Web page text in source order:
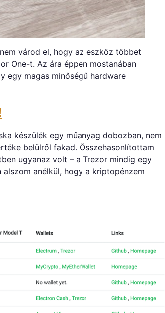
várod el, hogy az eszköz többet
One-t. Az ára éppen mostanában
egy magas minőségű hardware
készülék egy műanyag dobozban, nem
belülről fakad. Összehasonlítottam
ugyanaz volt – a Trezor mindig egy
anélkül, hogy a kriptopénzem